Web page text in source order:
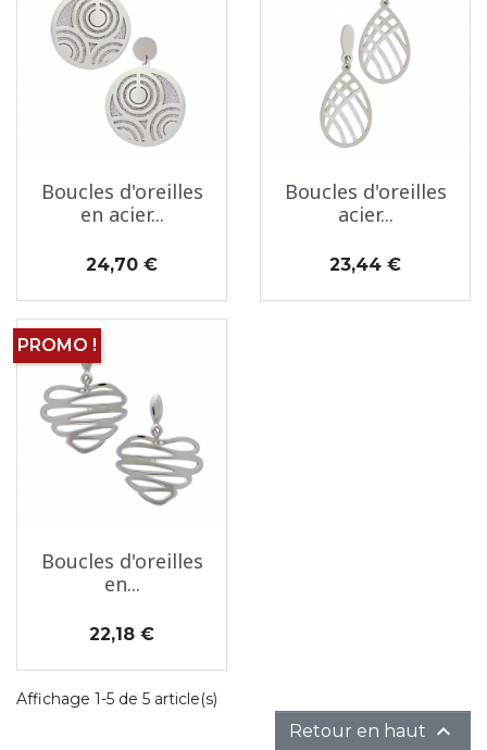
Boucles d'oreilles
en acier...
Prix
24,70 €
Boucles d'oreilles
acier...
Prix
23,44 €
Boucles d'oreilles
en...
Prix
22,18 €
PROMO !
Affichage 1-5 de 5 article(s)
Retour en haut 